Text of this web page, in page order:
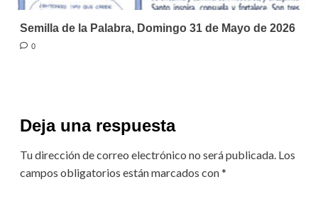
Semilla de la Palabra, Domingo 31 de Mayo de 2026
0
Deja una respuesta
Tu dirección de correo electrónico no será publicada. Los
campos obligatorios están marcados con*